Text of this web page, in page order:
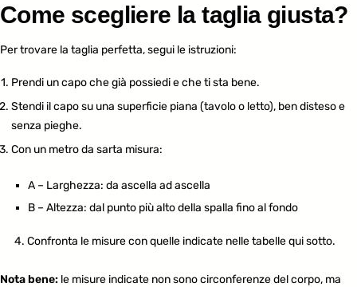
Come scegliere la taglia giusta?
Per trovare la taglia perfetta, segui le istruzioni:
Prendi un capo che già possiedi e che ti sta bene.
Stendi il capo su una superficie piana (tavolo o letto), ben disteso e
senza pieghe.
Con un metro da sarta misura:
A – Larghezza: da ascella ad ascella
B – Altezza: dal punto più alto della spalla fino al fondo
4. Confronta le misure con quelle indicate nelle tabelle qui sotto.
Nota bene: le misure indicate non sono circonferenze del corpo, ma